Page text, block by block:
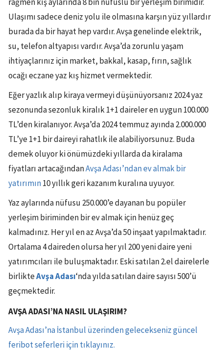
Ulaşımı sadece deniz yolu ile olmasına karşın yüz yıllardır
burada da bir hayat hep vardır. Avşa genelinde elektrik,
su, telefon altyapısı vardır. Avşa’da zorunlu yaşam
ihtiyaçlarınız için market, bakkal, kasap, fırın, sağlık
ocağı eczane yaz kış hizmet vermektedir.
Eğer yazlık alıp kiraya vermeyi düşünüyorsanız 2024 yaz
sezonunda sezonluk kiralık 1+1 daireler en uygun 100.000
TL’den kiralanıyor. Avşa’da 2024 temmuz ayında 2.000.000
TL’ye 1+1 bir daireyi rahatlık ile alabiliyorsunuz. Buda
demek oluyor ki önümüzdeki yıllarda da kiralama
fiyatları artacağındanAvşa Adası’ndan ev almak bir
yatırımın10 yıllık geri kazanım kuralına uyuyor.
Yaz aylarında nüfusu 250.000’e dayanan bu popüler
yerleşim biriminden bir ev almak için henüz geç
kalmadınız. Her yıl en az Avşa’da 50 inşaat yapılmaktadır.
Ortalama 4 daireden olursa her yıl 200 yeni daire yeni
yatırımcıları ile buluşmaktadır. Eski satılan 2.el dairelerle
birlikteAvşa Adası‘nda yılda satılan daire sayısı 500’ü
geçmektedir.
AVŞA ADASI’NA NASIL ULAŞIRIM?
Avşa Adası’na İstanbul üzerinden gelecekseniz güncel
feribot seferleri için tıklayınız.